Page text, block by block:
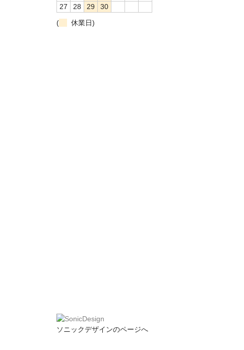
27
28 29
30
(
休業日)
ソニックデザインのページへ